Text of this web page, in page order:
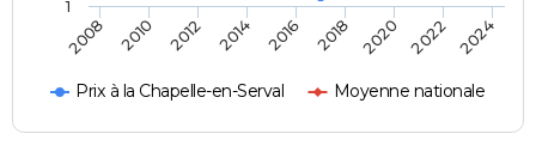
Prix à la Chapelle-en-Serval Moyenne nationale
2008 2010 2012 2014 2016 2018 2020 2022 2024
1